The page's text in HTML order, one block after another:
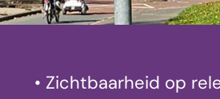
• Zichtbaarheid op